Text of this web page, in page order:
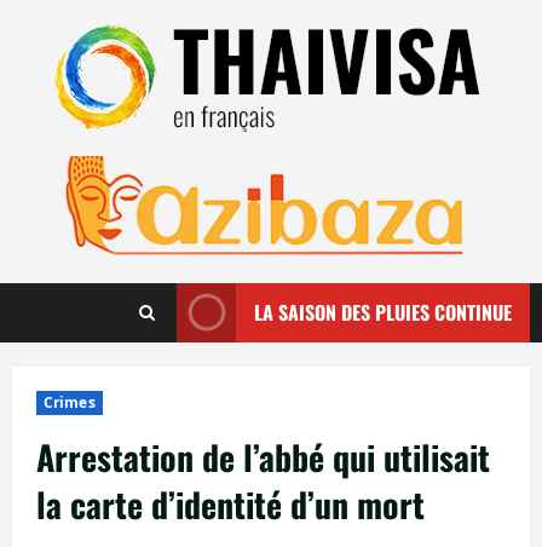
contenu
LA SAISON DES PLUIES CONTINUE
Crimes
Arrestation de l’abbé qui utilisait
la carte d’identité d’un mort